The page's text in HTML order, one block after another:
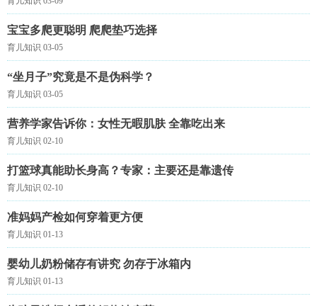
宝宝多爬更聪明 爬爬垫巧选择
育儿知识 03-05
“坐月子”究竟是不是伪科学？
育儿知识 03-05
营养学家告诉你：女性无暇肌肤 全靠吃出来
育儿知识 02-10
打篮球真能助长身高？专家：主要还是靠遗传
育儿知识 02-10
准妈妈产检如何穿着更方便
育儿知识 01-13
婴幼儿奶粉储存有讲究 勿存于冰箱内
育儿知识 01-13